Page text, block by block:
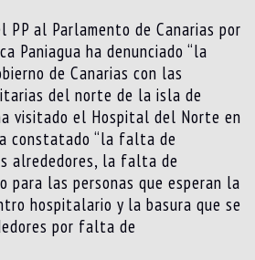
PP al Parlamento de Canarias por
Paniagua ha denunciado “la
de Canarias con las
del norte de la isla de
visitado el Hospital del Norte en
constatado “la falta de
alrededores, la falta de
para las personas que esperan la
hospitalario y la basura que se
por falta de